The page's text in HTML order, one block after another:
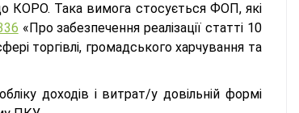
КОРО. Така вимога стосується ФОП, які
«Про забезпечення реалізації статті 10
торгівлі, громадського харчування та
доходів і витрат/у довільній формі